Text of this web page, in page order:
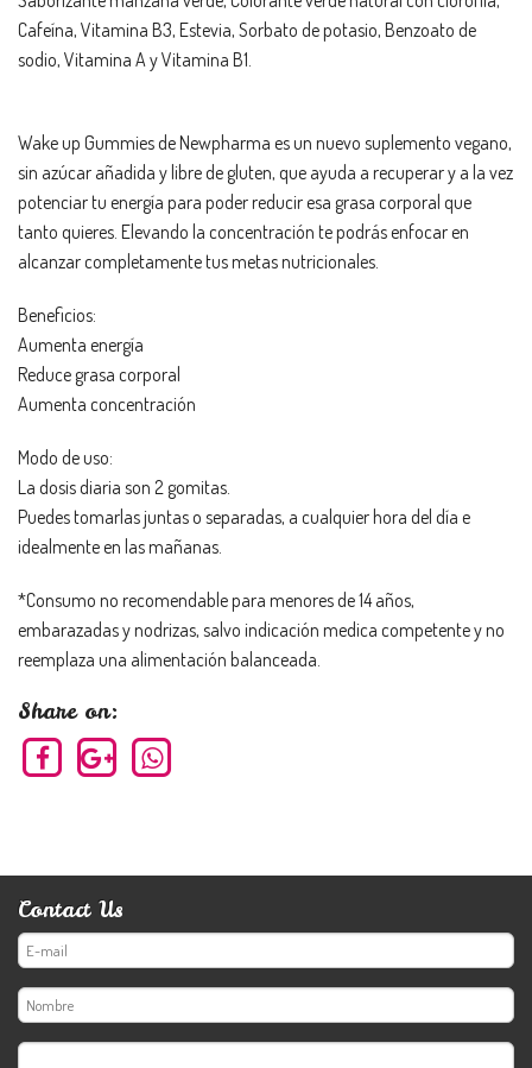
Cafeína, Vitamina B3, Estevia, Sorbato de potasio, Benzoato de
sodio, Vitamina A y Vitamina B1.
Wake up Gummies de Newpharma es un nuevo suplemento vegano,
sin azúcar añadida y libre de gluten, que ayuda a recuperar y a la vez
potenciar tu energía para poder reducir esa grasa corporal que
tanto quieres. Elevando la concentración te podrás enfocar en
alcanzar completamente tus metas nutricionales.
Beneficios:
Aumenta energía
Reduce grasa corporal
Aumenta concentración
Modo de uso:
La dosis diaria son 2 gomitas.
Puedes tomarlas juntas o separadas, a cualquier hora del día e
idealmente en las mañanas.
*Consumo no recomendable para menores de 14 años,
embarazadas y nodrizas, salvo indicación medica competente y no
reemplaza una alimentación balanceada.
Share on:
Contact Us